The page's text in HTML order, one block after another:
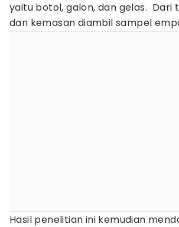
yaitu botol, galon, dan gelas.
dan kemasan diambil sampel
Hasil penelitian ini kemudian